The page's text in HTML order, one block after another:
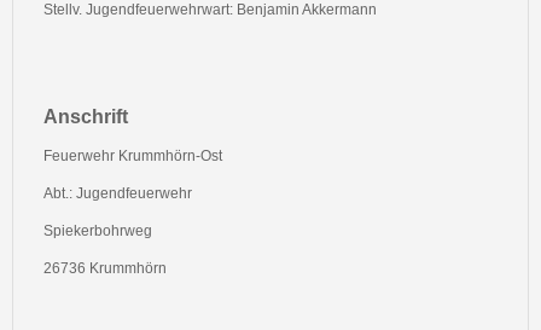
Stellv. Jugendfeuerwehrwart: Benjamin Akkermann
Anschrift
Feuerwehr Krummhörn-Ost
Abt.: Jugendfeuerwehr
Spiekerbohrweg
26736 Krummhörn